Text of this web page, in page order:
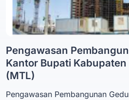
Pengawasan
Kantor Bupati
(MTL)
Pengawasan Pembangunan